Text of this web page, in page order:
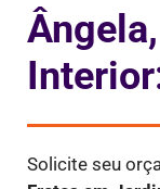
Solicite seu